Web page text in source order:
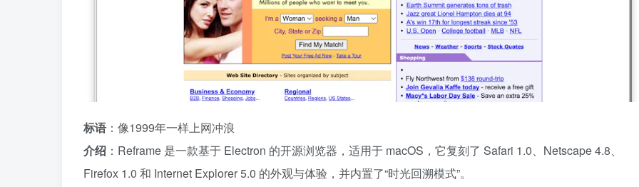
标语 ：像1999年一样上网冲浪
介绍 ：Reframe 是一款基于 Electron 的开源浏览器，适用于 macOS，它复刻了 Safari 1.0、Netscape 4.8、
Firefox 1.0 和 Internet Explorer 5.0 的外观与体验，并内置了“时光回溯模式”。